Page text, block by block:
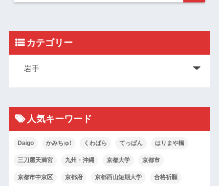
カテゴリー
人気キーワード
Daigo かみちゅ! くわばら てっぱん はりまや橋
三刀屋天満宮 九州・沖縄 京都大学 京都市
京都市中京区 京都府 京都西山短期大学 合格祈願